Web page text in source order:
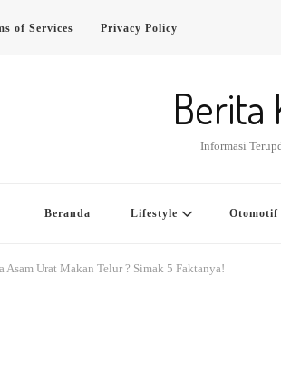
of Services Privacy Policy
Berita
Informasi
Beranda Lifestyle Otomotif
Asam Urat Makan Telur ? Simak 5 Faktanya!